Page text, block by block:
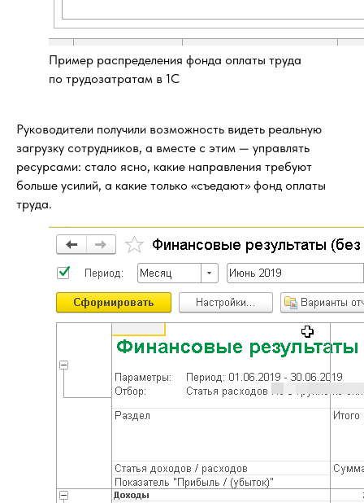
Пример распределения фонда оплаты труда
по трудозатратам в 1С
Руководители получили возможность видеть реальную
загрузку сотрудников, а вместе с этим — управлять
ресурсами: стало ясно, какие направления требуют
больше усилий, а какие только «съедают» фонд оплаты
труда.